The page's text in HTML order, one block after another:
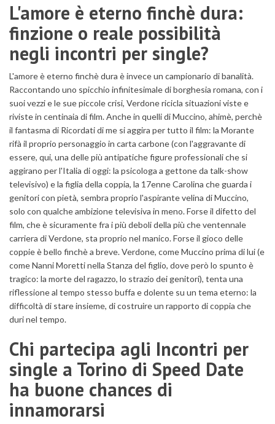
L'amore è eterno finchè dura:
finzione o reale possibilità
negli incontri per single?
L'amore è eterno finchè dura è invece un campionario di banalità.
Raccontando uno spicchio infinitesimale di borghesia romana, con i
suoi vezzi e le sue piccole crisi, Verdone ricicla situazioni viste e
riviste in centinaia di film. Anche in quelli di Muccino, ahimè, perchè
il fantasma di Ricordati di me si aggira per tutto il film: la Morante
rifà il proprio personaggio in carta carbone (con l'aggravante di
essere, qui, una delle più antipatiche figure professionali che si
aggirano per l'Italia di oggi: la psicologa a gettone da talk-show
televisivo) e la figlia della coppia, la 17enne Carolina che guarda i
genitori con pietà, sembra proprio l'aspirante velina di Muccino,
solo con qualche ambizione televisiva in meno. Forse il difetto del
film, che è sicuramente fra i più deboli della più che ventennale
carriera di Verdone, sta proprio nel manico. Forse il gioco delle
coppie è bello finchè a breve. Verdone, come Muccino prima di lui (e
come Nanni Moretti nella Stanza del figlio, dove però lo spunto è
tragico: la morte del ragazzo, lo strazio dei genitori), tenta una
riflessione al tempo stesso buffa e dolente su un tema eterno: la
difficoltà di stare insieme, di costruire un rapporto di coppia che
duri nel tempo.
Chi partecipa agli Incontri per
single a Torino di Speed Date
ha buone chances di
innamorarsi